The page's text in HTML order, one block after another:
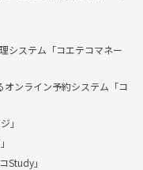
システム「コエテコマネー
ンライン予約システム「コ
」
Study」